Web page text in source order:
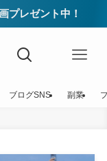
プレゼント中！
ブログSNS 副業